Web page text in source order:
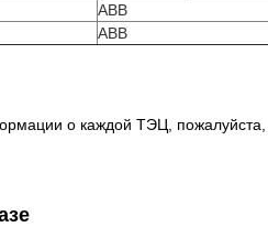
ABB
ABB
о каждой ТЭЦ,